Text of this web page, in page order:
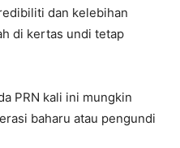
dan kelebihan
di kertas undi tetap
PRN kali ini mungkin
baharu atau pengundi